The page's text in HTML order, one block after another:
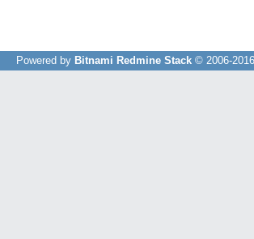
Powered by Bitnami Redmine Stack© 2006-